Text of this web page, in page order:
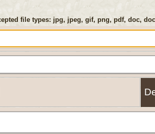
file types: jpg, jpeg, gif, png, pdf, doc,